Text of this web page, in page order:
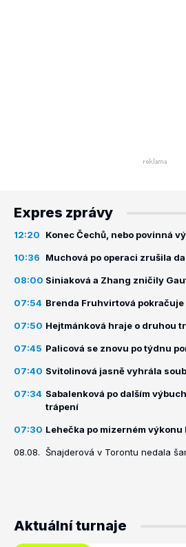
Expres zprávy
12:20 Konec Čechů, nebo povinná
10:36 Muchová po operaci zrušila
08:00 Siniaková a Zhang zničily
07:54 Brenda Fruhvirtová
07:50 Hejtmánková hraje o druhou
07:45 Palicová se znovu po týdnu
07:40 Svitolinová jasně vyhrála
07:34 Sabalenková po dalším
trápení
07:30 Lehečka po mizerném výkonu
08.08. Šnajderová v Torontu nedala
Aktuální turnaje